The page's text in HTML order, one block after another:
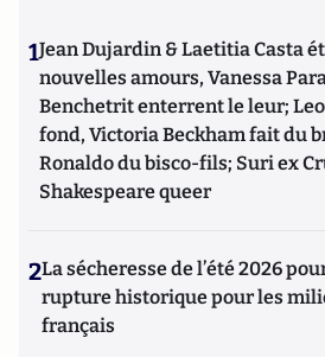
1Jean Dujardin & Laetitia Casta
nouvelles amours, Vanessa
Benchetrit enterrent le leur;
fond, Victoria Beckham fait du
Ronaldo du bisco-fils; Suri ex
Shakespeare queer
2La sécheresse de l’été 2026
rupture historique pour les
français